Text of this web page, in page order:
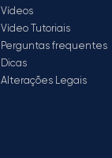
Vídeos
Vídeo Tutoriais
Perguntas frequentes
Dicas
Alterações Legais